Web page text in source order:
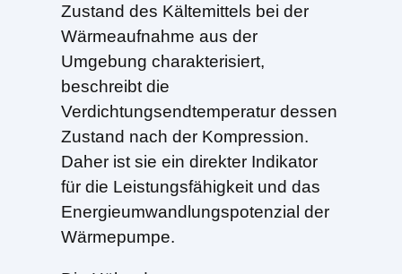
Zustand des Kältemittels bei der
Wärmeaufnahme aus der
Umgebung charakterisiert,
beschreibt die
Verdichtungsendtemperatur dessen
Zustand nach der Kompression.
Daher ist sie ein direkter Indikator
für die Leistungsfähigkeit und das
Energieumwandlungspotenzial der
Wärmepumpe.